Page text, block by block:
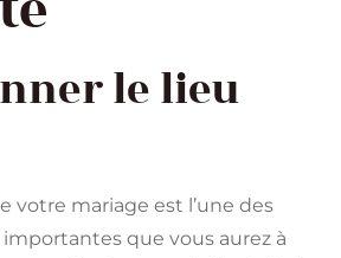
le lieu
votre mariage est l’une des
que vous aurez à